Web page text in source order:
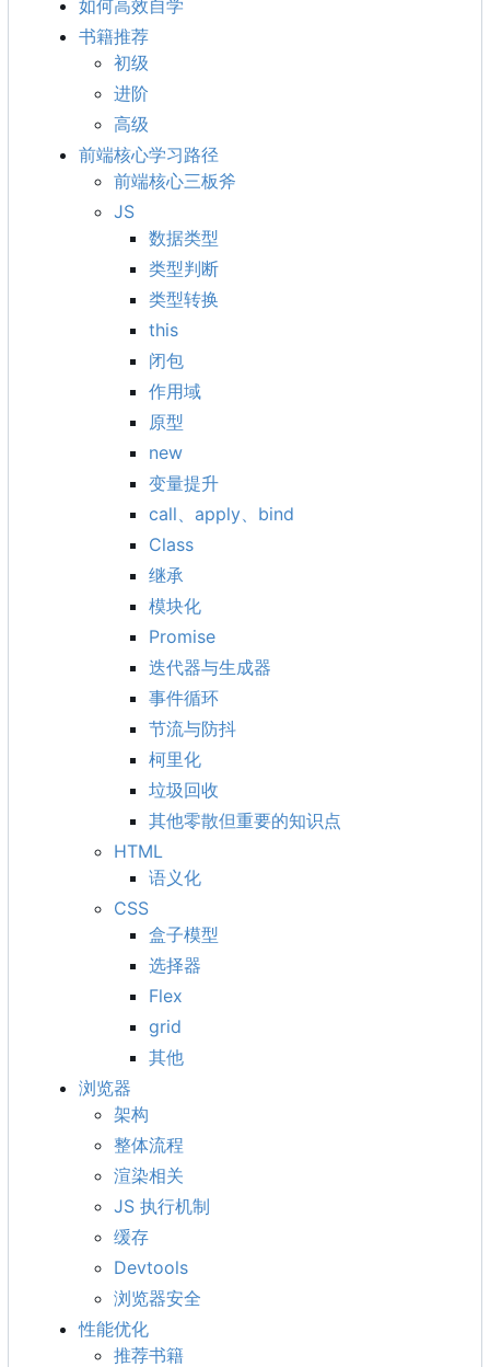
如何高效自学
书籍推荐
初级
进阶
高级
前端核心学习路径
前端核心三板斧
JS
数据类型
类型判断
类型转换
this
闭包
作用域
原型
new
变量提升
call、apply、bind
Class
继承
模块化
Promise
迭代器与生成器
事件循环
节流与防抖
柯里化
垃圾回收
其他零散但重要的知识点
HTML
语义化
CSS
盒子模型
选择器
Flex
grid
其他
浏览器
架构
整体流程
渲染相关
JS 执行机制
缓存
Devtools
浏览器安全
性能优化
推荐书籍